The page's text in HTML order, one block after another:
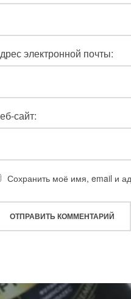
электронной почты:
сайт:
Сохранить моё имя, email и